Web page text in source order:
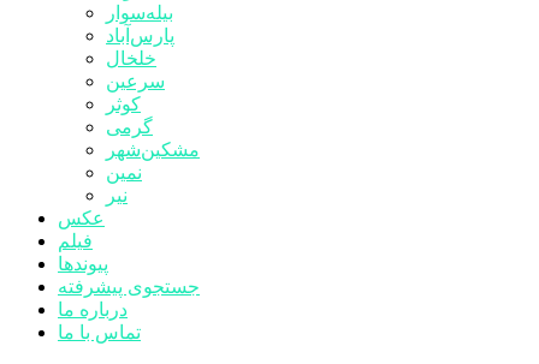
بیله‌سوار
پارس‌آباد
خلخال
سرعین
کوثر
گرمی
مشکین‌شهر
نمین
نیر
عکس
فیلم
پیوندها
جستجوی پیشرفته
درباره ما
تماس با ما